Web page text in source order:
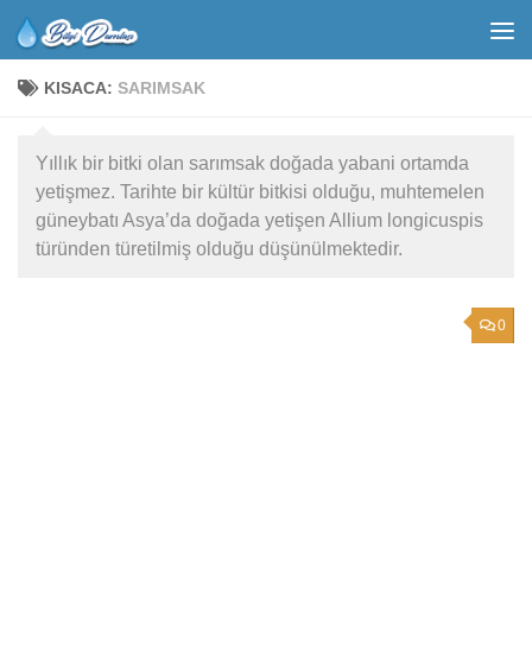
KISACA: SARIMSAK
Yıllık bir bitki olan sarımsak doğada yabani ortamda
yetişmez. Tarihte bir kültür bitkisi olduğu, muhtemelen
güneybatı Asya’da doğada yetişen Allium longicuspis
türünden türetilmiş olduğu düşünülmektedir.
0